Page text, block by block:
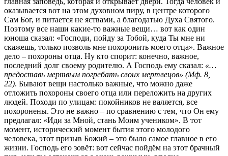
оказывается вот на этом духовном пиру, в центре которого
Сам Бог, и питается не яствами, а благодатью Духа Святого.
Поэтому все наши какие-то важные вещи… вот как один
юноша сказал: «Господи, пойду за Тобой, куда Ты мне ни
скажешь, только позволь мне похоронить моего отца». Важное
дело – похороны отца. Ну кто спорит: конечно, важное,
последний долг своему родителю. А Господь ему сказал: «…
предоставь мертвым погребать своих мертвецов» (Мф. 8,
22). Бывают вещи настолько важные, что можно даже
отложить похороны своего отца или переложить на других
людей. Походи по улицам: покойников не валяется, все
похоронены. Это не важно – по сравнению с тем, что Он ему
предлагал: «Иди за Мной, стань Моим учеником». В тот
момент, исторический момент бытия этого молодого
человека, этот призыв Божий – это было самое главное в его
жизни. Господь его зовёт: вот сейчас пойдём на этот брачный